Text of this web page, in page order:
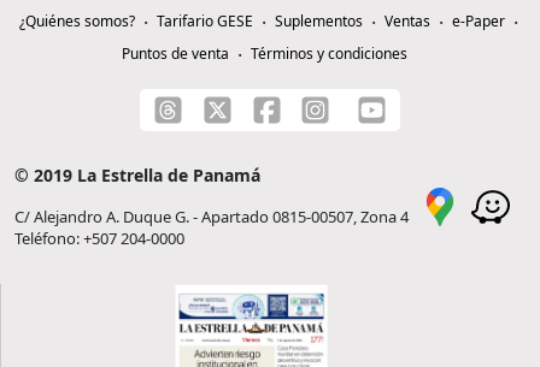
¿Quiénes somos? Tarifario GESE Suplementos Ventas
e-Paper
Puntos de venta
Términos y condiciones
© 2019 La Estrella de Panamá
C/ Alejandro A. Duque G. - Apartado 0815-00507, Zona 4
Teléfono: +507 204-0000